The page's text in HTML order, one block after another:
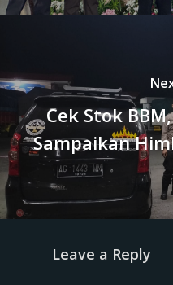
Cek Stok
Sampaikan
Leave a Reply